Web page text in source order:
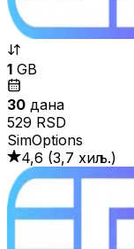
1 GB
30 дана
529 RSD
SimOptions
4,6 (3,7 хиљ.)